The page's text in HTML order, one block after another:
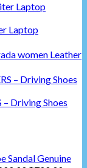
Laptop
women Leather
Driving Shoes
Genuine